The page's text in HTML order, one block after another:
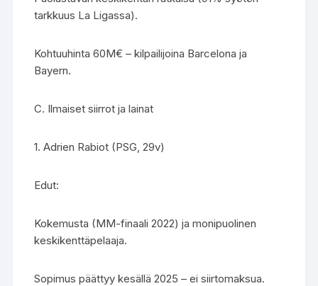
tarkkuus La Ligassa).
Kohtuuhinta 60M€ – kilpailijoina Barcelona ja
Bayern.
C. Ilmaiset siirrot ja lainat
1. Adrien Rabiot (PSG, 29v)
Edut:
Kokemusta (MM-finaali 2022) ja monipuolinen
keskikenttäpelaaja.
Sopimus päättyy kesällä 2025 – ei siirtomaksua.